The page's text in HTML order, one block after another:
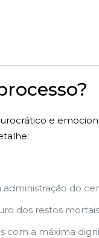
e
do
dos restos
a máxima